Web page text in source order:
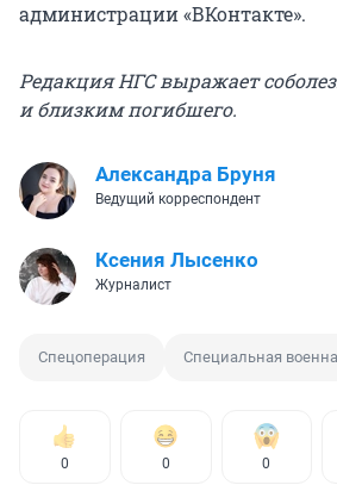
администрации «ВКонтакте».
Редакция НГС выражает
и близким погибшего.
Александра Бруня
Ведущий корреспондент
Ксения Лысенко
Журналист
Спецоперация Специальная
0 0 0